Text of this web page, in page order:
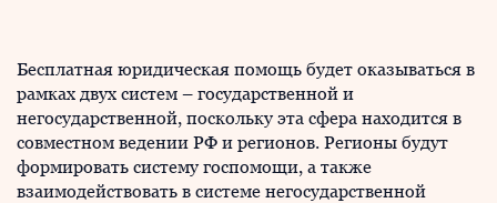
Бесплатная юридическая помощь будет оказываться в
рамках двух систем – государственной и
негосударственной, поскольку эта сфера находится в
совместном ведении РФ и регионов. Регионы будут
формировать систему госпомощи, а также
взаимодействовать в системе негосударственной